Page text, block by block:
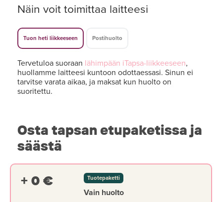
Näin voit toimittaa laitteesi
Tuon heti liikkeeseen Postihuolto
Tervetuloa suoraan lähimpään iTapsa-liikkeeseen,
huollamme laitteesi kuntoon odottaessasi. Sinun ei
tarvitse varata aikaa, ja maksat kun huolto on
suoritettu.
Osta tapsan etupaketissa ja
säästä
+ 0 € Tuotepaketti
Vain huolto